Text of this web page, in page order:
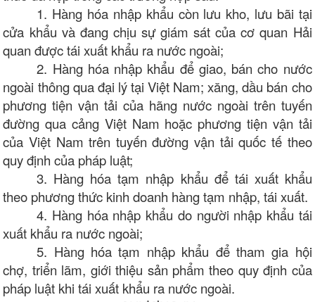
1. Hàng hóa nhập khẩu còn lưu kho, lưu bãi tại
cửa khẩu và đang chịu sự giám sát của cơ quan Hải
quan được tái xuất khẩu ra nước ngoài;
2. Hàng hóa nhập khẩu để giao, bán cho nước
ngoài thông qua đại lý tại Việt Nam; xăng, dầu bán cho
phương tiện vận tải của hãng nước ngoài trên tuyến
đường qua cảng Việt Nam hoặc phương tiện vận tải
của Việt Nam trên tuyến đường vận tải quốc tế theo
quy định của pháp luật;
3. Hàng hóa tạm nhập khẩu để tái xuất khẩu
theo phương thức kinh doanh hàng tạm nhập, tái xuất.
4. Hàng hóa nhập khẩu do người nhập khẩu tái
xuất khẩu ra nước ngoài;
5. Hàng hóa tạm nhập khẩu để tham gia hội
chợ, triển lãm, giới thiệu sản phẩm theo quy định của
pháp luật khi tái xuất khẩu ra nước ngoài.